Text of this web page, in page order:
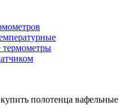
полотенца вафельные